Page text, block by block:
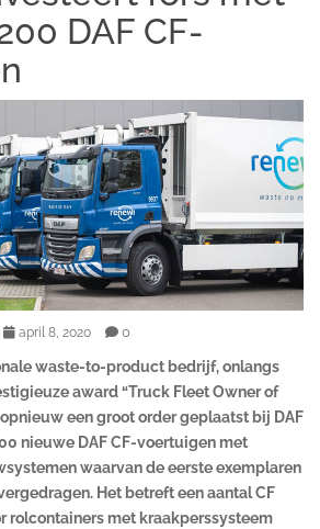
DAF CF-
april 8, 2020 0
waste-to-product bedrijf, onlangs
award “Truck Fleet Owner of
een groot order geplaatst bij DAF
nieuwe DAF CF-voertuigen met
waarvan de eerste exemplaren
Het betreft een aantal CF
rolcontainers met kraakperssysteem